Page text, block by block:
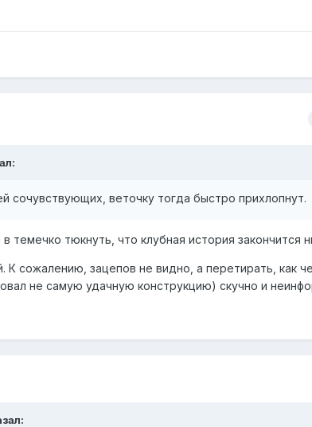
сочувствующих, веточку тогда быстро прихлопнут.
тюкнуть, что клубная история закончится
сожалению, зацепов не видно, а перетирать, как
не самую удачную конструкцию) скучно и